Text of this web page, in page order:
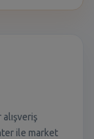
alışveriş
ile market